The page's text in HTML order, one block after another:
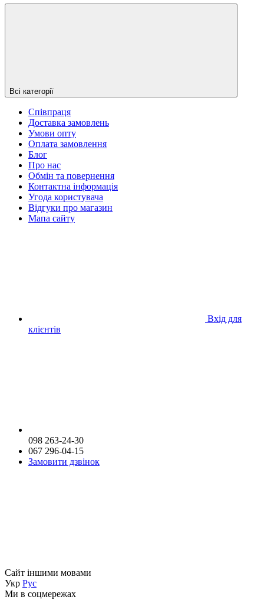
Всі категорії
Співпраця
Доставка замовлень
Умови опту
Оплата замовлення
Блог
Про нас
Обмін та повернення
Контактна інформація
Угода користувача
Відгуки про магазин
Мапа сайту
Вхід для
клієнтів
098 263-24-30
067 296-04-15
Замовити дзвінок
Сайт іншими мовами
Укр Рус
Ми в соцмережах